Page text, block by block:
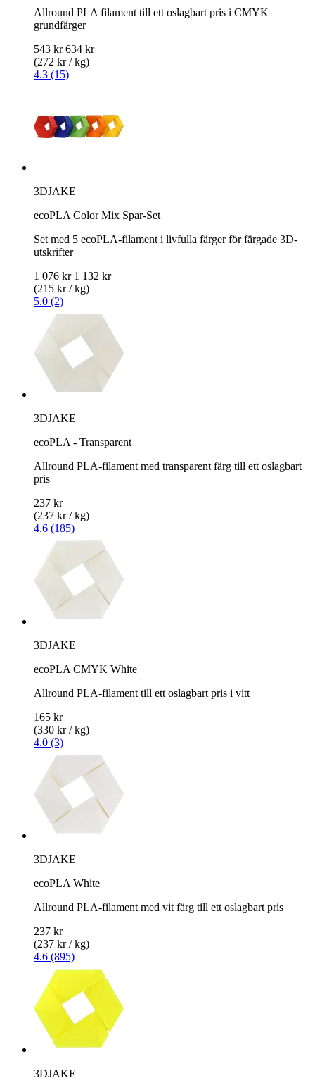
Allround PLA filament till ett oslagbart pris i CMYK
grundfärger
543 kr 634 kr
(272 kr / kg)
4.3 (15)
3DJAKE
ecoPLA Color Mix Spar-Set
Set med 5 ecoPLA-filament i livfulla färger för färgade 3D-
utskrifter
1 076 kr 1 132 kr
(215 kr / kg)
5.0 (2)
3DJAKE
ecoPLA - Transparent
Allround PLA-filament med transparent färg till ett oslagbart
pris
237 kr
(237 kr / kg)
4.6 (185)
3DJAKE
ecoPLA CMYK White
Allround PLA-filament till ett oslagbart pris i vitt
165 kr
(330 kr / kg)
4.0 (3)
3DJAKE
ecoPLA White
Allround PLA-filament med vit färg till ett oslagbart pris
237 kr
(237 kr / kg)
4.6 (895)
3DJAKE